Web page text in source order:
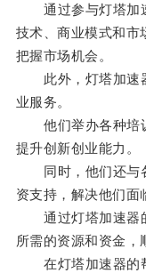
通过参与灯塔加速
技术、商业模式和市
把握市场机会。
此外，灯塔加速器
业服务。
他们举办各种培训
提升创新创业能力。
同时，他们还与各
资支持，解决他们面
通过灯塔加速器的
所需的资源和资金，
在灯塔加速器的帮